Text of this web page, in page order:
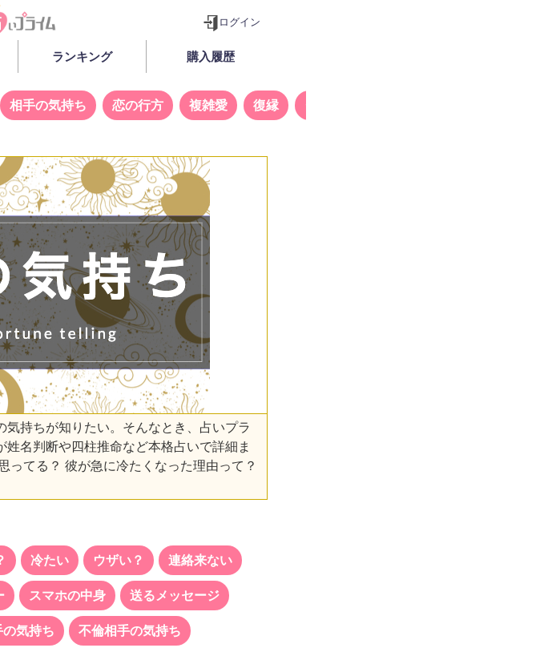
ログイン
ランキング 購入履歴
相手の気持ち 恋の行方 複雑愛 復縁
持ちが知りたい。そんなとき、占いプラ
名判断や四柱推命など本格占いで詳細ま
ってる？ 彼が急に冷たくなった理由って？
冷たい ウザい？ 連絡来ない
スマホの中身 送るメッセージ
の気持ち 不倫相手の気持ち